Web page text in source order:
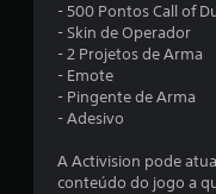
- 500 Pontos Call of
- Skin de Operador
- 2 Projetos de Arma
- Emote
- Pingente de Arma
- Adesivo
A Activision pode
conteúdo do jogo a